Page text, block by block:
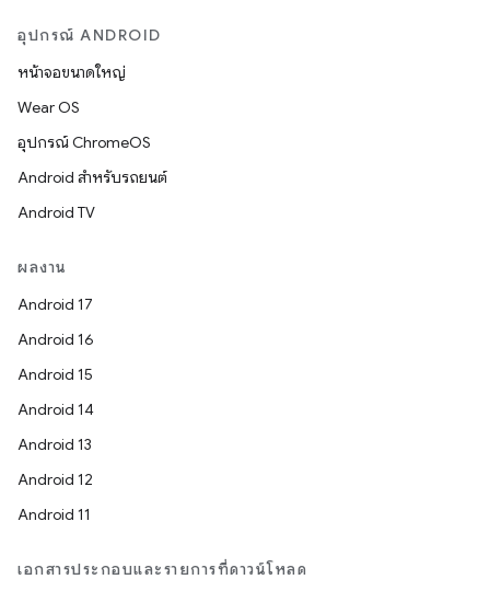
อุปกรณ์ ANDROID
หน้าจอขนาดใหญ่
Wear OS
อุปกรณ์ ChromeOS
Android สำหรับรถยนต์
Android TV
ผลงาน
Android 17
Android 16
Android 15
Android 14
Android 13
Android 12
Android 11
เอกสารประกอบและรายการที่ดาวน์โหลด